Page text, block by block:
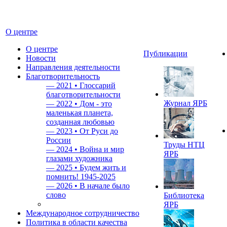
О центре
О центре
Новости
Направления деятельности
Благотворительность
— 2021 • Глоссарий
благотворительности
— 2022 • Дом - это
маленькая планета,
созданная любовью
— 2023 • От Руси до
России
— 2024 • Война и мир
глазами художника
— 2025 • Будем жить и
помнить! 1945-2025
— 2026 • В начале было
слово
Международное сотрудничество
Политика в области качества
Публикации
Журнал ЯРБ
Труды НТЦ
ЯРБ
Библиотека
ЯРБ